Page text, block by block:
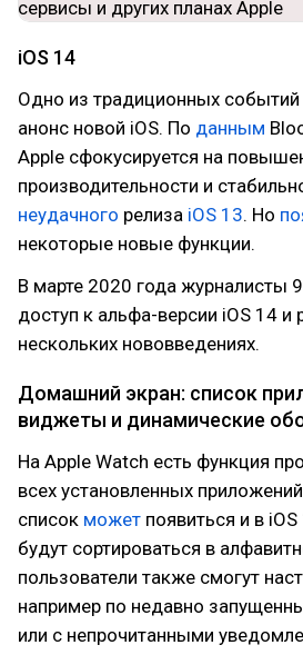
iOS 14
Одно из традиционных
анонс новой iOS. По данным
Apple сфокусируется на
производительности и
неудачного релиза iOS 13. Но
некоторые новые функции.
В марте 2020 года журналисты
доступ к альфа-версии iOS 14 и
нескольких нововведениях.
Домашний экран: список
виджеты и динамические
На Apple Watch есть функция
всех установленных
список может появиться и в
будут сортироваться в
пользователи также смогут
например по недавно
или с непрочитанными